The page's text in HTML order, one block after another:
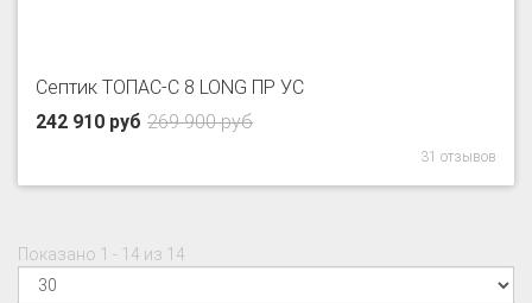
Септик ТОПАС-С 8 LONG ПР УС
269 900 руб
242 910 руб
31 отзывов
Показано 1 - 14 из 14